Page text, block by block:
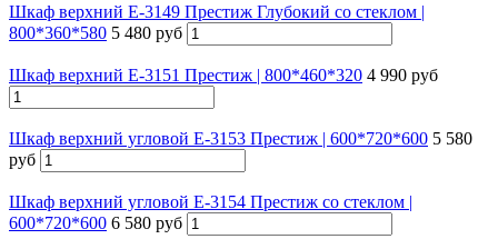
Шкаф верхний Е-3149 Престиж Глубокий со стеклом |
800*360*580 5 480 руб
Шкаф верхний Е-3151 Престиж | 800*460*320 4 990 руб
Шкаф верхний угловой Е-3153 Престиж | 600*720*600 5 580
руб
Шкаф верхний угловой Е-3154 Престиж со стеклом |
600*720*600 6 580 руб